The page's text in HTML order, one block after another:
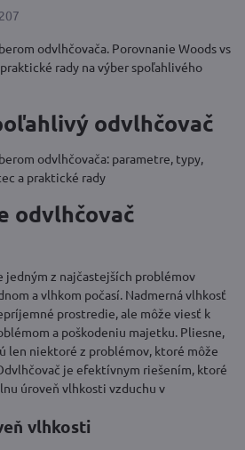
207
odvlhčovača. Porovnanie Woods vs
rady na výber spoľahlivého
odvlhčovač
odvlhčovača: parametre, typy,
a praktické rady
odvlhčovač
jedným z najčastejších problémov
a vlhkom počasí. Nadmerná vlhkosť
prostredie, ale môže viesť k
a poškodeniu majetku. Pliesne,
len niektoré z problémov, ktoré môže
je efektívnym riešením, ktoré
úroveň vlhkosti vzduchu v
vlhkosti